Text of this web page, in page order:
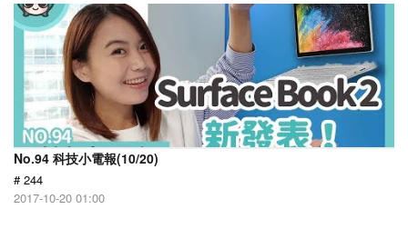
No.94 科技小電報(10/20)
# 244
2017-10-20 01:00